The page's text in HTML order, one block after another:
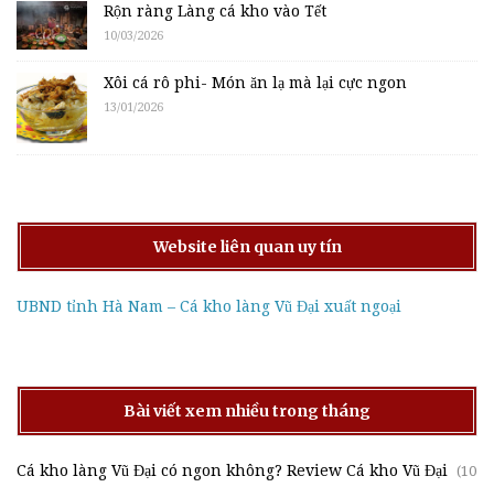
Rộn ràng Làng cá kho vào Tết
10/03/2026
Xôi cá rô phi- Món ăn lạ mà lại cực ngon
13/01/2026
Website liên quan uy tín
UBND tỉnh Hà Nam – Cá kho làng Vũ Đại xuất ngoại
Bài viết xem nhiều trong tháng
Cá kho làng Vũ Đại có ngon không? Review Cá kho Vũ Đại (10